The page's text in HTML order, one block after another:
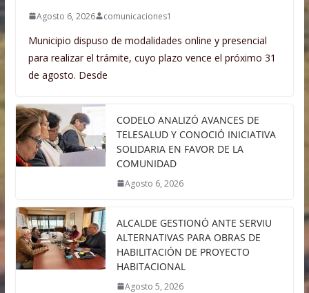
Agosto 6, 2026 comunicaciones1
Municipio dispuso de modalidades online y presencial
para realizar el trámite, cuyo plazo vence el próximo 31
de agosto. Desde
CODELO ANALIZÓ AVANCES DE
TELESALUD Y CONOCIÓ INICIATIVA
SOLIDARIA EN FAVOR DE LA
COMUNIDAD
Agosto 6, 2026
ALCALDE GESTIONÓ ANTE SERVIU
ALTERNATIVAS PARA OBRAS DE
HABILITACIÓN DE PROYECTO
HABITACIONAL
Agosto 5, 2026